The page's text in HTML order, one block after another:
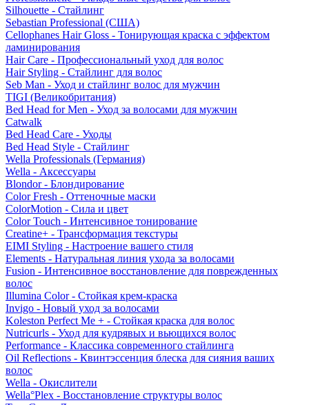
Silhouette - Стайлинг
Sebastian Professional (США)
Cellophanes Hair Gloss - Тонирующая краска с эффектом
ламинирования
Hair Care - Профессиональный уход для волос
Hair Styling - Стайлинг для волос
Seb Man - Уход и стайлинг волос для мужчин
TIGI (Великобритания)
Bed Head for Men - Уход за волосами для мужчин
Catwalk
Bed Head Care - Уходы
Bed Head Style - Стайлинг
Wella Professionals (Германия)
Wella - Аксессуары
Blondor - Блондирование
Color Fresh - Оттеночные маски
ColorMotion - Сила и цвет
Color Touch - Интенсивное тонирование
Creatine+ - Трансформация текстуры
EIMI Styling - Настроение вашего стиля
Elements - Натуральная линия ухода за волосами
Fusion - Интенсивное восстановление для поврежденных
волос
Illumina Color - Стойкая крем-краска
Invigo - Новый уход за волосами
Koleston Perfect Me + - Стойкая краска для волос
Nutricurls - Уход для кудрявых и вьющихся волос
Performance - Классика современного стайлинга
Oil Reflections - Квинтэссенция блеска для сияния ваших
волос
Wella - Окислители
Wella°Plex - Восстановление структуры волос